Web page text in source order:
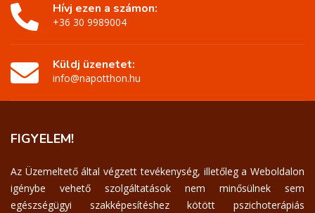
Hívj ezen a számon:
+36 30 9989004
Küldj üzenetet:
info@napotthon.hu
FIGYELEM!
Az Üzemeltető által végzett tevékenység, illetőleg a Weboldalon
igénybe vehető szolgáltatások nem minősülnek sem
egészségügyi szakképesítéshez kötött pszichoterápiás